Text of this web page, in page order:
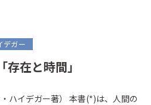
デガー
在と時間」
ハイデガー著） 本書(*)は、人間の